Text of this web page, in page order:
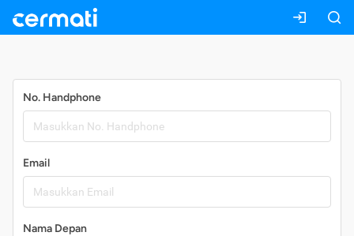
No. Handphone
Email
Nama Depan